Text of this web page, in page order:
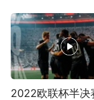
2022欧联杯半决